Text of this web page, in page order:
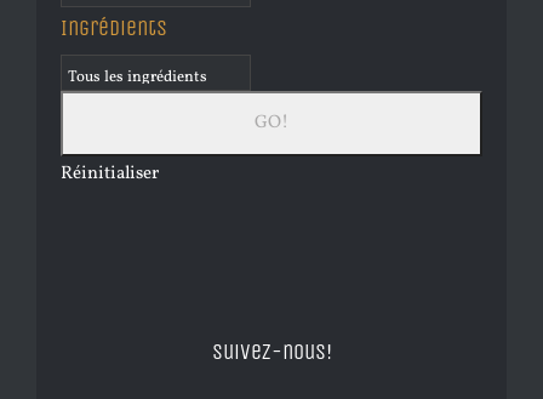
Ingrédients
Réinitialiser
Suivez-nous!